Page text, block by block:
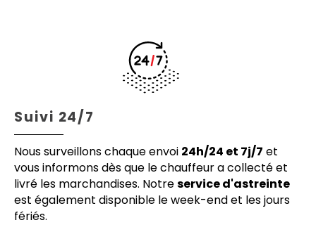
Suivi 24/7
Nous surveillons chaque envoi 24h/24 et 7j/7 et
vous informons dès que le chauffeur a collecté et
livré les marchandises. Notreservice d'astreinte
est également disponible le week-end et les jours
fériés.